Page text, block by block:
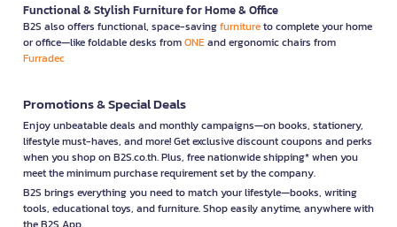
Functional & Stylish Furniture for Home & Office
B2S also offers functional, space-savingfurnitureto complete your home
or office—like foldable desks fromONEand ergonomic chairs from
Furradec
Promotions & Special Deals
Enjoy unbeatable deals and monthly campaigns—on books, stationery,
lifestyle must-haves, and more! Get exclusive discount coupons and perks
when you shop on B2S.co.th. Plus, free nationwide shipping* when you
meet the minimum purchase requirement set by the company.
B2S brings everything you need to match your lifestyle—books, writing
tools, educational toys, and furniture. Shop easily anytime, anywhere with